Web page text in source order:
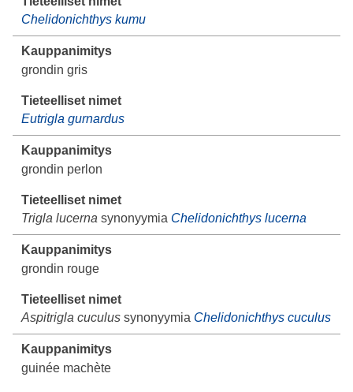
Chelidonichthys kumu
grondin gris
Eutrigla gurnardus
grondin perlon
Trigla lucerna synonyymia Chelidonichthys lucerna
grondin rouge
Aspitrigla cuculussynonyymia Chelidonichthys cuculus
guinée machète